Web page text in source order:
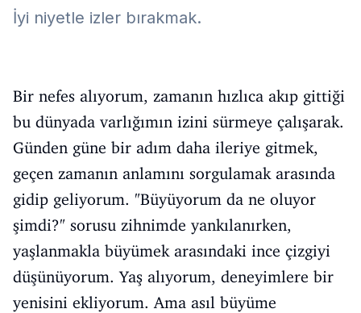
İyi niyetle izler bırakmak.
Bir nefes alıyorum, zamanın hızlıca akıp gittiği
bu dünyada varlığımın izini sürmeye çalışarak.
Günden güne bir adım daha ileriye gitmek,
geçen zamanın anlamını sorgulamak arasında
gidip geliyorum. "Büyüyorum da ne oluyor
şimdi?" sorusu zihnimde yankılanırken,
yaşlanmakla büyümek arasındaki ince çizgiyi
düşünüyorum. Yaş alıyorum, deneyimlere bir
yenisini ekliyorum. Ama asıl büyüme